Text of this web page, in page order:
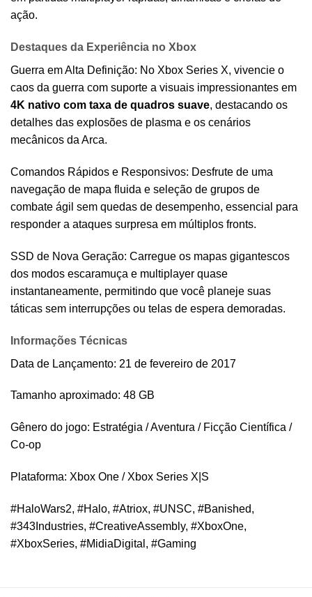
ação.
Destaques da Experiência no Xbox
Guerra em Alta Definição: No Xbox Series X, vivencie o
caos da guerra com suporte a visuais impressionantes em
4K nativo com taxa de quadros suave, destacando os
detalhes das explosões de plasma e os cenários
mecânicos da Arca.
Comandos Rápidos e Responsivos: Desfrute de uma
navegação de mapa fluida e seleção de grupos de
combate ágil sem quedas de desempenho, essencial para
responder a ataques surpresa em múltiplos fronts.
SSD de Nova Geração: Carregue os mapas gigantescos
dos modos escaramuça e multiplayer quase
instantaneamente, permitindo que você planeje suas
táticas sem interrupções ou telas de espera demoradas.
Informações Técnicas
Data de Lançamento: 21 de fevereiro de 2017
Tamanho aproximado: 48 GB
Gênero do jogo: Estratégia / Aventura / Ficção Científica /
Co-op
Plataforma: Xbox One / Xbox Series X|S
#HaloWars2, #Halo, #Atriox, #UNSC, #Banished,
#343Industries, #CreativeAssembly, #XboxOne,
#XboxSeries, #MidiaDigital, #Gaming